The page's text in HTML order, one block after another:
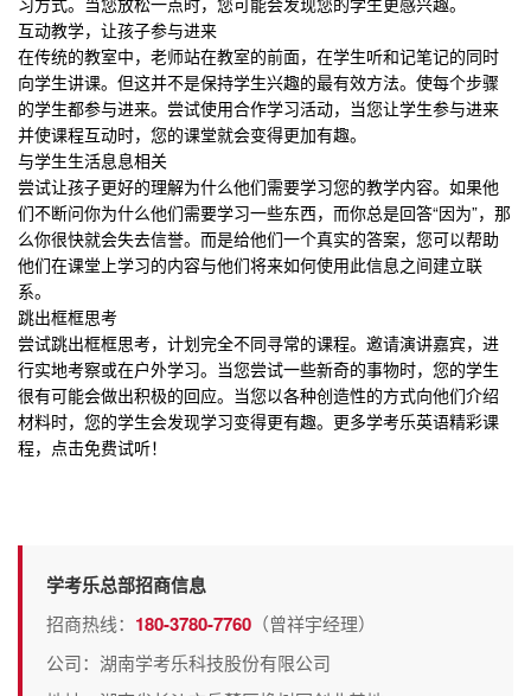
互动教学，让孩子参与进来
在传统的教室中，老师站在教室的前面，在学生听和记笔记的同时
向学生讲课。但这并不是保持学生兴趣的最有效方法。使每个步骤
的学生都参与进来。尝试使用合作学习活动，当您让学生参与进来
并使课程互动时，您的课堂就会变得更加有趣。
与学生生活息息相关
尝试让孩子更好的理解为什么他们需要学习您的教学内容。如果他
们不断问你为什么他们需要学习一些东西，而你总是回答“因为”，那
么你很快就会失去信誉。而是给他们一个真实的答案，您可以帮助
他们在课堂上学习的内容与他们将来如何使用此信息之间建立联
系。
跳出框框思考
尝试跳出框框思考，计划完全不同寻常的课程。邀请演讲嘉宾，进
行实地考察或在户外学习。当您尝试一些新奇的事物时，您的学生
很有可能会做出积极的回应。当您以各种创造性的方式向他们介绍
材料时，您的学生会发现学习变得更有趣。更多学考乐英语精彩课
程，点击免费试听！
学考乐总部招商信息
招商热线： 180-3780-7760 （曾祥宇经理）
公司：湖南学考乐科技股份有限公司